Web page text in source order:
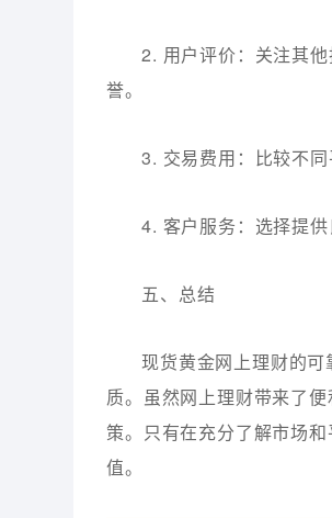
2. 用户评价：关注其
誉。
3. 交易费用：比较不
4. 客户服务：选择提
五、总结
现货黄金网上理财的
质。虽然网上理财带来了
策。只有在充分了解市场
值。